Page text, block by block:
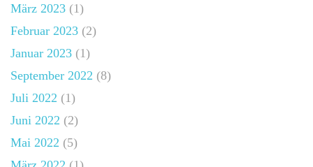
März 2023 (1)
Februar 2023 (2)
Januar 2023 (1)
September 2022 (8)
Juli 2022 (1)
Juni 2022 (2)
Mai 2022 (5)